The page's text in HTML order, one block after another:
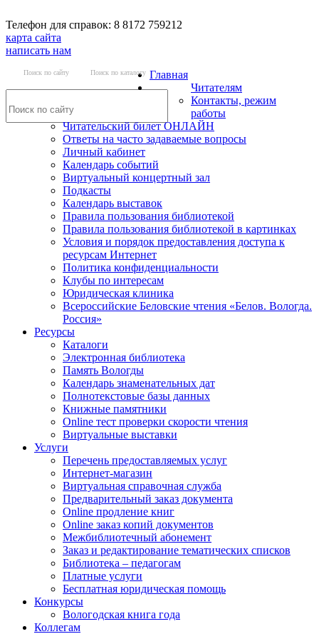
Телефон для справок: 8 8172 759212
карта сайта
написать нам
Поиск по сайту Поиск по каталогу Главная
Читателям
Контакты, режим
работы
Читательский билет ОНЛАЙН
Ответы на часто задаваемые вопросы
Личный кабинет
Календарь событий
Виртуальный концертный зал
Подкасты
Календарь выставок
Правила пользования библиотекой
Правила пользования библиотекой в картинках
Условия и порядок предоставления доступа к
ресурсам Интернет
Политика конфиденциальности
Клубы по интересам
Юридическая клиника
Всероссийские Беловские чтения «Белов. Вологда.
Россия»
Ресурсы
Каталоги
Электронная библиотека
Память Вологды
Календарь знаменательных дат
Полнотекстовые базы данных
Книжные памятники
Online тест проверки скорости чтения
Виртуальные выставки
Услуги
Перечень предоставляемых услуг
Интернет-магазин
Виртуальная справочная служба
Предварительный заказ документа
Online продление книг
Online заказ копий документов
Межбиблиотечный абонемент
Заказ и редактирование тематических списков
Библиотека – педагогам
Платные услуги
Бесплатная юридическая помощь
Конкурсы
Вологодская книга года
Коллегам